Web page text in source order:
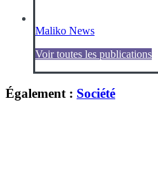
Maliko News
Voir toutes les publications
Également : Société